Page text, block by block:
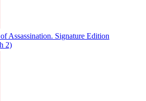
Assassination. Signature Edition
2)